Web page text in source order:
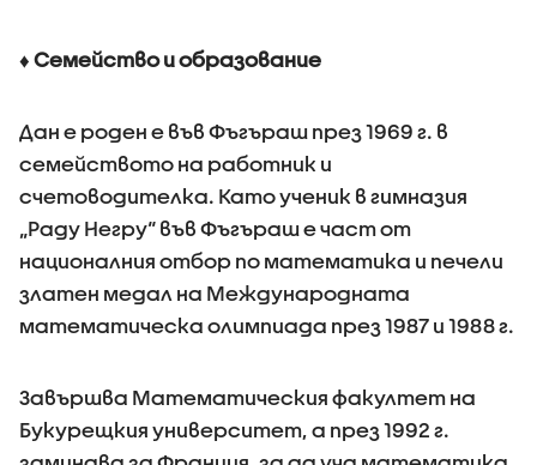
♦ Семейство и образование
Дан е роден е във Фъгъраш през 1969 г. в
семейството на работник и
счетоводителка. Като ученик в гимназия
„Раду Негру“ във Фъгъраш е част от
националния отбор по математика и печели
златен медал на Международната
математическа олимпиада през 1987 и 1988 г.
Завършва Математическия факултет на
Букурещкия университет, а през 1992 г.